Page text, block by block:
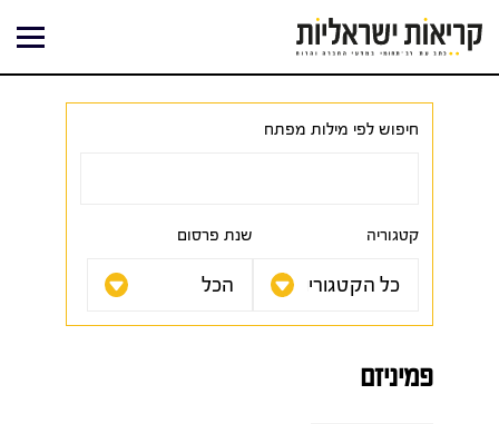
לתוכן
חיפוש לפי מילות מפתח
קטגוריה שנת פרסום
פמיניזם